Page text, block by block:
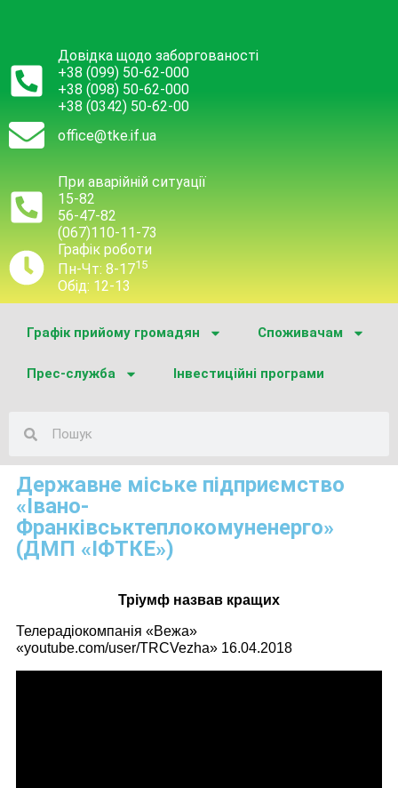
Довідка щодо заборгованості
+38 (099) 50-62-000
+38 (098) 50-62-000
+38 (0342) 50-62-00
office@tke.if.ua
При аварійній ситуації
15-82
56-47-82
(067)110-11-73
Графік роботи
Пн-Чт: 8-1715
Обід: 12-13
Графік прийому громадян Споживачам
Прес-служба Інвестиційні програми
Державне міське підприємство
«Івано-
Франківськтеплокомуненерго»
(ДМП «ІФТКЕ»)
Тріумф назвав кращих
Телерадіокомпанія «Вежа»
«youtube.com/user/TRCVezha» 16.04.2018